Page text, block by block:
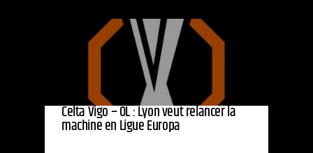
Celta Vigo – OL : Lyon veut relancer la
machine en Ligue Europa